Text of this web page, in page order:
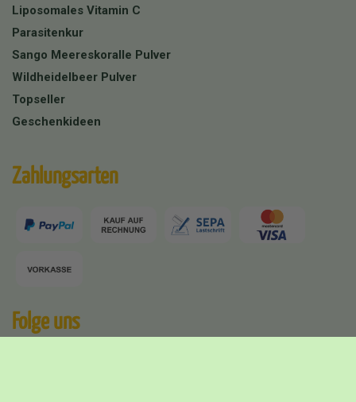
Liposomales Vitamin C
Parasitenkur
Sango Meereskoralle Pulver
Wildheidelbeer Pulver
Topseller
Geschenkideen
Zahlungsarten
Folge uns